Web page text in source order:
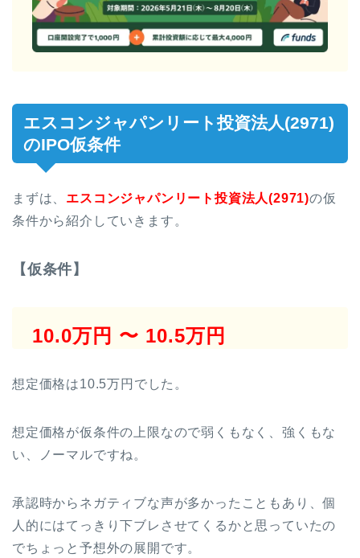
エスコンジャパンリート投資法人(2971)
のIPO仮条件
まずは、 エスコンジャパンリート投資法人(2971)の仮
条件から紹介していきます。
【仮条件】
10.0万円 〜 10.5万円
想定価格は10.5万円でした。
想定価格が仮条件の上限なので弱くもなく、強くもな
い、ノーマルですね。
承認時からネガティブな声が多かったこともあり、個
人的にはてっきり下ブレさせてくるかと思っていたの
でちょっと予想外の展開です。